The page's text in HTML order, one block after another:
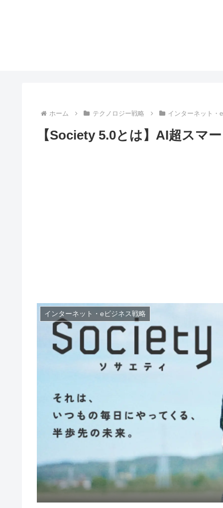
ホーム テクノロジー戦略 インターネット・
【Society 5.0とは】AI超スマ
インターネット・eビジネス戦略